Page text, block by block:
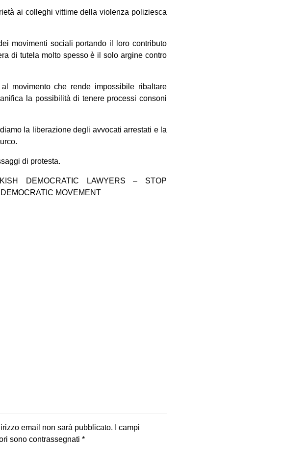
ai colleghi vittime della violenza poliziesca
movimenti sociali portando il loro contributo
di tutela molto spesso è il solo argine contro
movimento che rende impossibile ribaltare
la possibilità di tenere processi consoni
la liberazione degli avvocati arrestati e la
di protesta.
DEMOCRATIC LAWYERS – STOP
MOVEMENT
email non sarà pubblicato.
I campi
sono contrassegnati *